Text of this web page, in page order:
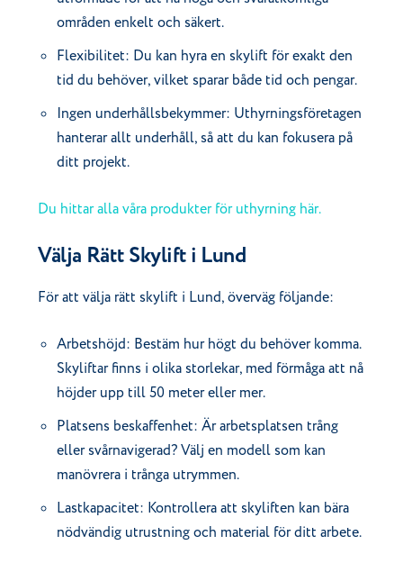
områden enkelt och säkert.
Flexibilitet: Du kan hyra en skylift för exakt den
tid du behöver, vilket sparar både tid och pengar.
Ingen underhållsbekymmer: Uthyrningsföretagen
hanterar allt underhåll, så att du kan fokusera på
ditt projekt.
Du hittar alla våra produkter för uthyrning här.
Välja Rätt Skylift i Lund
För att välja rätt skylift i Lund, överväg följande:
Arbetshöjd: Bestäm hur högt du behöver komma.
Skyliftar finns i olika storlekar, med förmåga att nå
höjder upp till 50 meter eller mer.
Platsens beskaffenhet: Är arbetsplatsen trång
eller svårnavigerad? Välj en modell som kan
manövrera i trånga utrymmen.
Lastkapacitet: Kontrollera att skyliften kan bära
nödvändig utrustning och material för ditt arbete.